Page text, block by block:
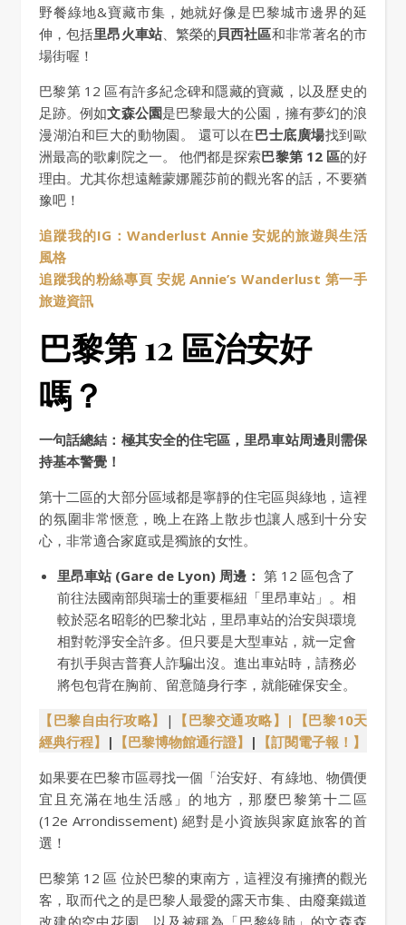
野餐綠地&寶藏市集，她就好像是巴黎城市邊界的延
伸，包括里昂火車站、繁榮的 貝西社區和非常著名的市
場街喔！
巴黎第 12 區有許多紀念碑和隱藏的寶藏，以及歷史的
足跡。例如文森公園是巴黎最大的公園，擁有夢幻的浪
漫湖泊和巨大的動物園。 還可以在巴士底廣場找到歐
洲最高的歌劇院之一。 他們都是探索巴黎第 12 區的好
理由。尤其你想遠離蒙娜麗莎前的觀光客的話，不要猶
豫吧！
追蹤我的IG：Wanderlust Annie 安妮的旅遊與生活
風格
追蹤我的粉絲專頁 安妮 Annie’s Wanderlust 第一手
旅遊資訊
巴黎第 12 區治安好
嗎？
一句話總結：極其安全的住宅區，里昂車站周邊則需保
持基本警覺！
第十二區的大部分區域都是寧靜的住宅區與綠地，這裡
的氛圍非常愜意，晚上在路上散步也讓人感到十分安
心，非常適合家庭或是獨旅的女性。
里昂車站 (Gare de Lyon) 周邊： 第 12 區包含了
前往法國南部與瑞士的重要樞紐「里昂車站」。相
較於惡名昭彰的巴黎北站，里昂車站的治安與環境
相對乾淨安全許多。但只要是大型車站，就一定會
有扒手與吉普賽人詐騙出沒。進出車站時，請務必
將包包背在胸前、留意隨身行李，就能確保安全。
【巴黎自由行攻略】 | 【巴黎交通攻略】 |【巴黎10天
經典行程】 | 【巴黎博物館通行證】 | 【訂閱電子報！】
如果要在巴黎市區尋找一個「治安好、有綠地、物價便
宜且充滿在地生活感」的地方，那麼巴黎第十二區
(12e Arrondissement) 絕對是小資族與家庭旅客的首
選！
巴黎第 12 區 位於巴黎的東南方，這裡沒有擁擠的觀光
客，取而代之的是巴黎人最愛的露天市集、由廢棄鐵道
改建的空中花園，以及被稱為「巴黎綠肺」的文森森